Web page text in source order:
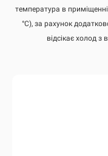
температура в приміщенні
°С), за рахунок
відсікає холод з